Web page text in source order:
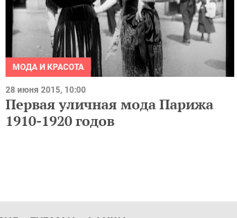
МОДА И КРАСОТА
28 июня 2015, 10:00
Первая уличная мода Парижа
1910-1920 годов